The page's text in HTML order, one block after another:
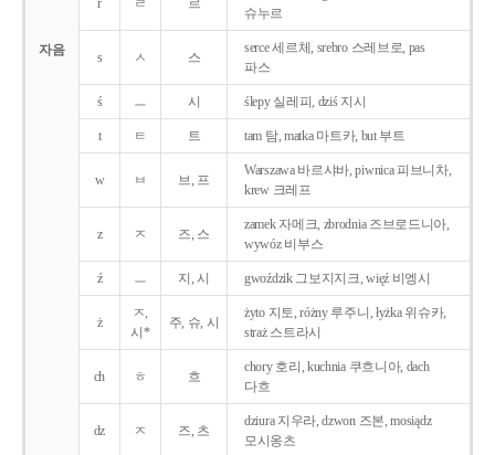
자음
r ㄹ 르
슈누르
s ㅅ 스
serce 세르체, srebro 스레브로, pas
파스
ś ㅡ 시 ślepy 실레피, dziś 지시
t ㅌ 트 tam 탐, matka 마트카, but 부트
w ㅂ 브, 프
Warszawa 바르샤바, piwnica 피브니차,
krew 크레프
z ㅈ 즈, 스
zamek 자메크, zbrodnia 즈브로드니아,
wywóz 비부스
ź ㅡ 지, 시 gwoździk 그보지지크, więź 비엥시
ż
ㅈ,
시*
주, 슈, 시
żyto 지토, różny 루주니, łyżka 위슈카,
straż 스트라시
ch ㅎ 흐
chory 호리, kuchnia 쿠흐니아, dach
다흐
dz ㅈ 즈, 츠
dziura 지우라, dzwon 즈본, mosiądz
모시옹츠